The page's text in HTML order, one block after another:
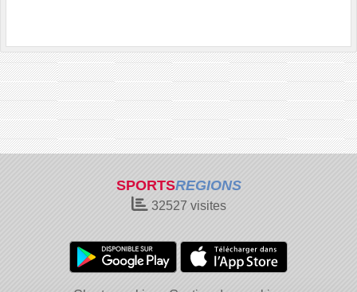
SPORTSREGIONS
32527 visites